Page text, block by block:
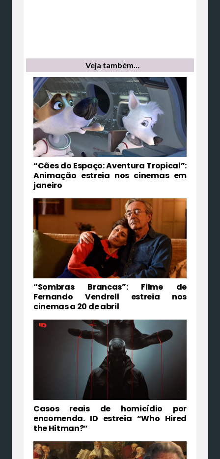
Veja também…
“Cães do Espaço: Aventura Tropical”:
Animação estreia nos cinemas em
janeiro
“Sombras Brancas”: Filme de
Fernando Vendrell estreia nos
cinemas a 20 de abril
Casos reais de homicídio por
encomenda. ID estreia “Who Hired
the Hitman?”